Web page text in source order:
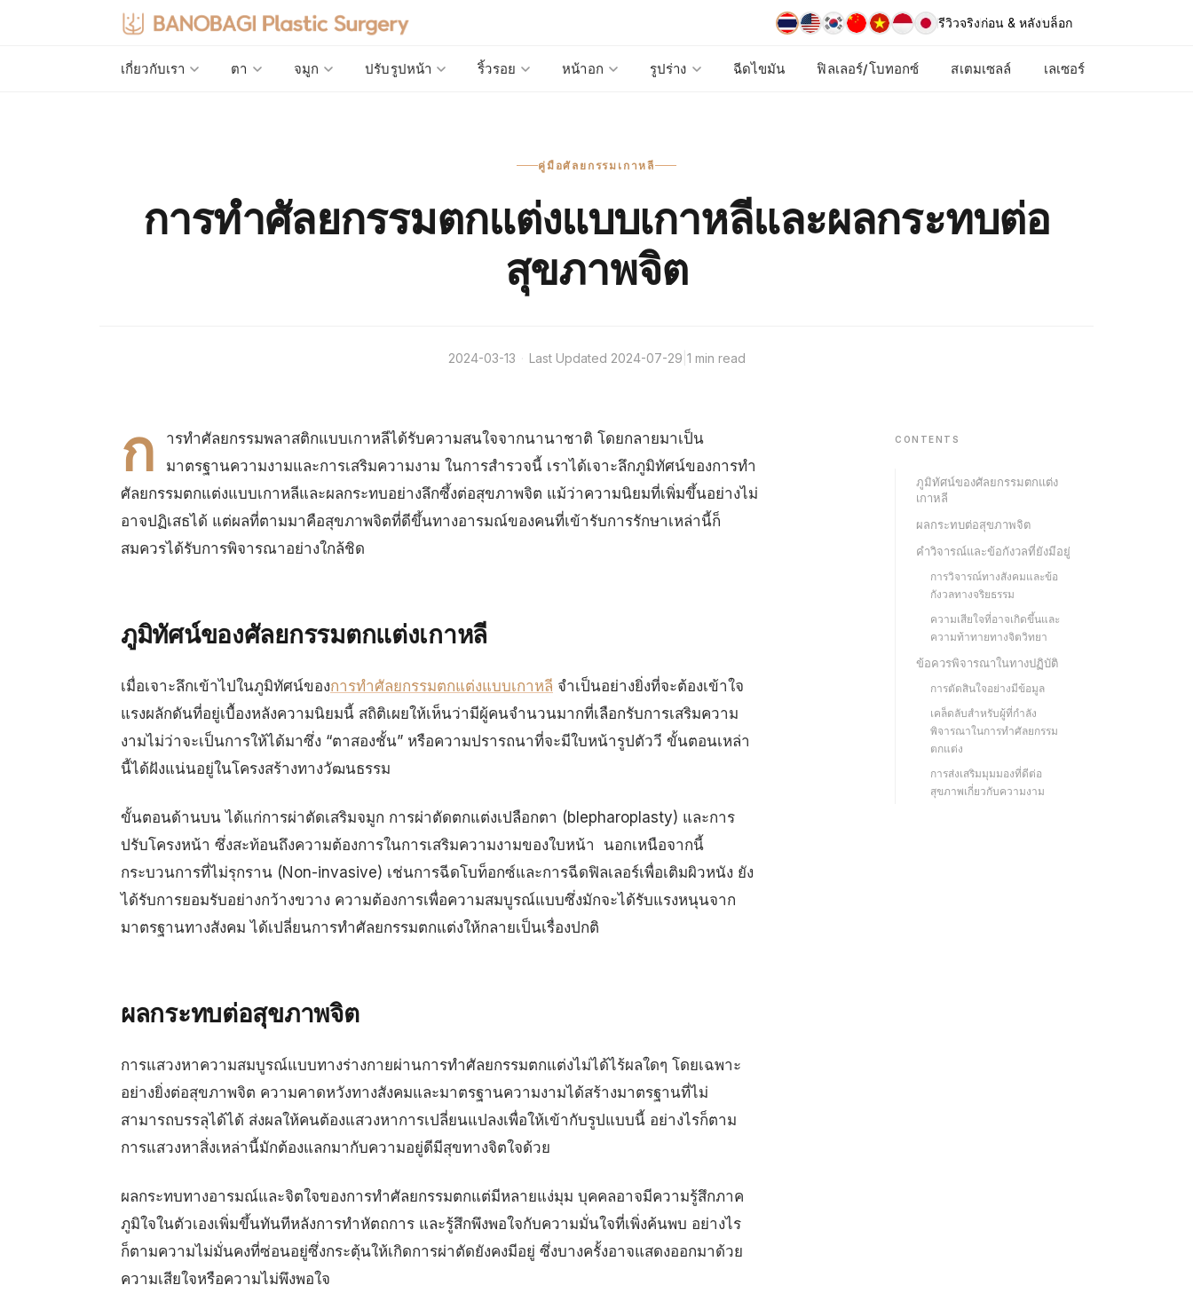
รีวิวจริงก่อน & หลังบล็อก
เกี่ยวกับเรา ตา จมูก ปรับรูปหน้า ริ้วรอย หน้าอก รูปร่าง ฉีดไขมัน ฟิลเลอร์/โบทอกซ์ สเตมเซลล์ เลเซอร์
คู่มือศัลยกรรมเกาหลี
การทำศัลยกรรมตกแต่งแบบเกาหลีและผลกระทบต่อ
สุขภาพจิต
2024-03-13 Last Updated 2024-07-29 1 min read
ก
ารทำศัลยกรรมพลาสติกแบบเกาหลีได้รับความสนใจจากนานาชาติ โดยกลายมาเป็น
มาตรฐานความงามและการเสริมความงาม ในการสำรวจนี้ เราได้เจาะลึกภูมิทัศน์ของการทำ
ศัลยกรรมตกแต่งแบบเกาหลีและผลกระทบอย่างลึกซึ้งต่อสุขภาพจิต แม้ว่าความนิยมที่เพิ่มขึ้นอย่างไม่
อาจปฏิเสธได้ แต่ผลที่ตามมาคือสุขภาพจิตที่ดีขึ้นทางอารมณ์ของคนที่เข้ารับการรักษาเหล่านี้ก็
สมควรได้รับการพิจารณาอย่างใกล้ชิด
ภูมิทัศน์ของศัลยกรรมตกแต่งเกาหลี
เมื่อเจาะลึกเข้าไปในภูมิทัศน์ของการทำศัลยกรรมตกแต่งแบบเกาหลี จำเป็นอย่างยิ่งที่จะต้องเข้าใจ
แรงผลักดันที่อยู่เบื้องหลังความนิยมนี้ สถิติเผยให้เห็นว่ามีผู้คนจำนวนมากที่เลือกรับการเสริมความ
งามไม่ว่าจะเป็นการให้ได้มาซึ่ง “ตาสองชั้น” หรือความปรารถนาที่จะมีใบหน้ารูปตัววี ขั้นตอนเหล่า
นี้ได้ฝังแน่นอยู่ในโครงสร้างทางวัฒนธรรม
ขั้นตอนด้านบน ได้แก่การผ่าตัดเสริมจมูก การผ่าตัดตกแต่งเปลือกตา (blepharoplasty) และการ
ปรับโครงหน้า ซึ่งสะท้อนถึงความต้องการในการเสริมความงามของใบหน้า นอกเหนือจากนี้
กระบวนการที่ไม่รุกราน (Non-invasive) เช่นการฉีดโบท็อกซ์และการฉีดฟิลเลอร์เพื่อเติมผิวหนัง ยัง
ได้รับการยอมรับอย่างกว้างขวาง ความต้องการเพื่อความสมบูรณ์แบบซึ่งมักจะได้รับแรงหนุนจาก
มาตรฐานทางสังคม ได้เปลี่ยนการทำศัลยกรรมตกแต่งให้กลายเป็นเรื่องปกติ
ผลกระทบต่อสุขภาพจิต
การแสวงหาความสมบูรณ์แบบทางร่างกายผ่านการทำศัลยกรรมตกแต่งไม่ได้ไร้ผลใดๆ โดยเฉพาะ
อย่างยิ่งต่อสุขภาพจิต ความคาดหวังทางสังคมและมาตรฐานความงามได้สร้างมาตรฐานที่ไม่
สามารถบรรลุได้ได้ ส่งผลให้คนต้องแสวงหาการเปลี่ยนแปลงเพื่อให้เข้ากับรูปแบบนี้ อย่างไรก็ตาม
การแสวงหาสิ่งเหล่านี้มักต้องแลกมากับความอยู่ดีมีสุขทางจิตใจด้วย
ผลกระทบทางอารมณ์และจิตใจของการทำศัลยกรรมตกแต่มีหลายแง่มุม บุคคลอาจมีความรู้สึกภาค
ภูมิใจในตัวเองเพิ่มขึ้นทันทีหลังการทำหัตถการ และรู้สึกพึงพอใจกับความมั่นใจที่เพิ่งค้นพบ อย่างไร
ก็ตามความไม่มั่นคงที่ซ่อนอยู่ซึ่งกระตุ้นให้เกิดการผ่าตัดยังคงมีอยู่ ซึ่งบางครั้งอาจแสดงออกมาด้วย
ความเสียใจหรือความไม่พึงพอใจ
CONTENTS
ภูมิทัศน์ของศัลยกรรมตกแต่ง
เกาหลี
ผลกระทบต่อสุขภาพจิต
คำวิจารณ์และข้อกังวลที่ยังมีอยู่
การวิจารณ์ทางสังคมและข้อ
กังวลทางจริยธรรม
ความเสียใจที่อาจเกิดขึ้นและ
ความท้าทายทางจิตวิทยา
ข้อควรพิจารณาในทางปฏิบัติ
การตัดสินใจอย่างมีข้อมูล
เคล็ดลับสำหรับผู้ที่กำลัง
พิจารณาในการทำศัลยกรรม
ตกแต่ง
การส่งเสริมมุมมองที่ดีต่อ
สุขภาพเกี่ยวกับความงาม